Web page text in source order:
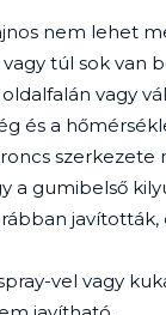
nem lehet
túl sok van
vagy
és a
szerkezete
a gumibelső
vel vagy